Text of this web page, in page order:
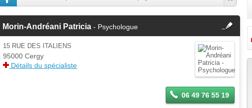
Morin-Andréani Patricia - Psychologue fermer
Cette fiche est la propriété
d'un membre.
jour ces informations sur votre
Se
connecter
15 RUE DES ITALIENS
95000 Cergy
Détails du spécialiste
06 49 76 55 19